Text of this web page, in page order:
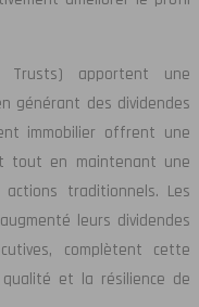
Trusts) apportent une
générant des dividendes
immobilier offrent une
tout en maintenant une
traditionnels. Les
leurs dividendes
complètent cette
et la résilience de